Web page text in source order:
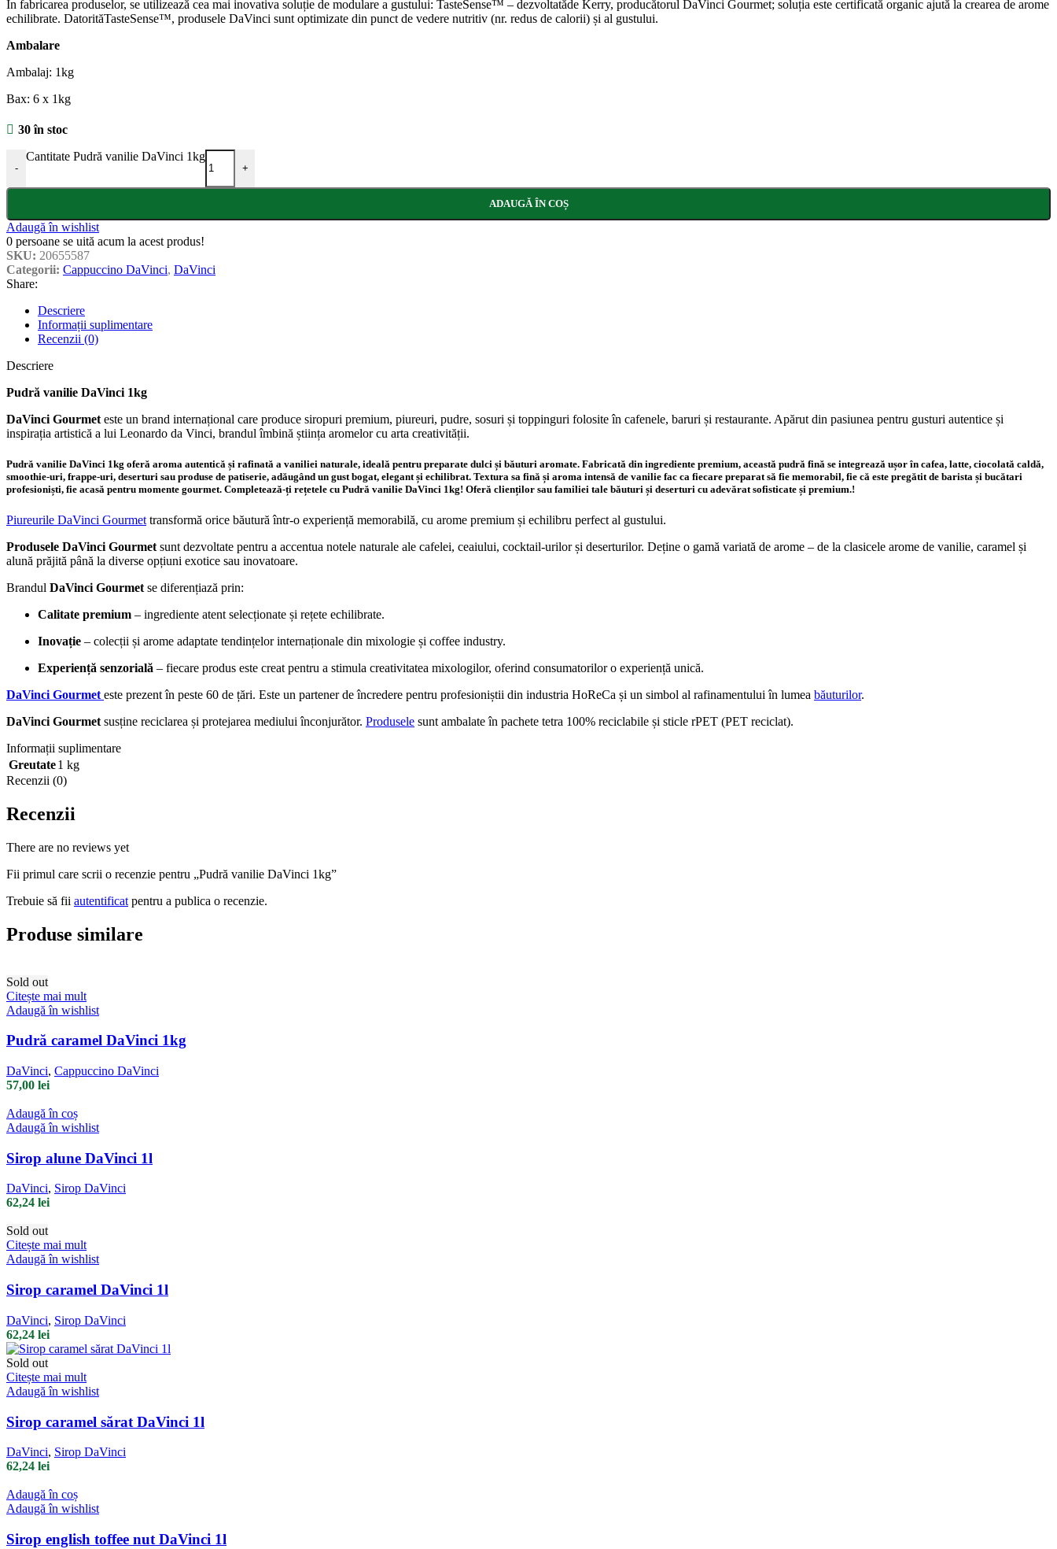
În fabricarea produselor, se utilizează cea mai inovativa soluție de modulare a gustului: TasteSense™ – dezvoltatăde Kerry, producătorul DaVinci Gourmet; soluția este certificată organic ajută la crearea de arome
echilibrate. DatorităTasteSense™, produsele DaVinci sunt optimizate din punct de vedere nutritiv (nr. redus de calorii) și al gustului.
Ambalare
Ambalaj: 1kg
Bax: 6 x 1kg
30 în stoc
-
Cantitate Pudră vanilie DaVinci 1kg
+
ADAUGĂ ÎN COȘ
Adaugă în wishlist
0 persoane se uită acum la acest produs!
SKU: 20655587
Categorii: Cappuccino DaVinci, DaVinci
Share:
Descriere
Informații suplimentare
Recenzii (0)
Descriere
Pudră vanilie DaVinci 1kg
DaVinci Gourmet este un brand internațional care produce siropuri premium, piureuri, pudre, sosuri și toppinguri folosite în cafenele, baruri și restaurante. Apărut din pasiunea pentru gusturi autentice și
inspirația artistică a lui Leonardo da Vinci, brandul îmbină știința aromelor cu arta creativității.
Pudră vanilie DaVinci 1kg oferă aroma autentică și rafinată a vaniliei naturale, ideală pentru preparate dulci și băuturi aromate. Fabricată din ingrediente premium, această pudră fină se integrează ușor în cafea, latte, ciocolată caldă,
smoothie-uri, frappe-uri, deserturi sau produse de patiserie, adăugând un gust bogat, elegant și echilibrat. Textura sa fină și aroma intensă de vanilie fac ca fiecare preparat să fie memorabil, fie că este pregătit de barista și bucătari
profesioniști, fie acasă pentru momente gourmet. Completează-ți rețetele cu Pudră vanilie DaVinci 1kg! Oferă clienților sau familiei tale băuturi și deserturi cu adevărat sofisticate și premium.!
Piureurile DaVinci Gourmet transformă orice băutură într-o experiență memorabilă, cu arome premium și echilibru perfect al gustului.
Produsele DaVinci Gourmet sunt dezvoltate pentru a accentua notele naturale ale cafelei, ceaiului, cocktail-urilor și deserturilor. Deține o gamă variată de arome – de la clasicele arome de vanilie, caramel și
alună prăjită până la diverse opțiuni exotice sau inovatoare.
Brandul DaVinci Gourmet se diferențiază prin:
Calitate premium – ingrediente atent selecționate și rețete echilibrate.
Inovație – colecții și arome adaptate tendințelor internaționale din mixologie și coffee industry.
Experiență senzorială – fiecare produs este creat pentru a stimula creativitatea mixologilor, oferind consumatorilor o experiență unică.
DaVinci Gourmet este prezent în peste 60 de țări. Este un partener de încredere pentru profesioniștii din industria HoReCa și un simbol al rafinamentului în lumea băuturilor.
DaVinci Gourmet susține reciclarea și protejarea mediului înconjurător. Produsele sunt ambalate în pachete tetra 100% reciclabile și sticle rPET (PET reciclat).
Informații suplimentare
Greutate1 kg
Recenzii (0)
Recenzii
There are no reviews yet
Fii primul care scrii o recenzie pentru „Pudră vanilie DaVinci 1kg”
Trebuie să fii autentificat pentru a publica o recenzie.
Produse similare
Sold out
Citește mai mult
Adaugă în wishlist
Pudră caramel DaVinci 1kg
DaVinci, Cappuccino DaVinci
57,00 lei
Adaugă în coș
Adaugă în wishlist
Sirop alune DaVinci 1l
DaVinci, Sirop DaVinci
62,24 lei
Sold out
Citește mai mult
Adaugă în wishlist
Sirop caramel DaVinci 1l
DaVinci, Sirop DaVinci
62,24 lei
Sold out
Citește mai mult
Adaugă în wishlist
Sirop caramel sărat DaVinci 1l
DaVinci, Sirop DaVinci
62,24 lei
Adaugă în coș
Adaugă în wishlist
Sirop english toffee nut DaVinci 1l